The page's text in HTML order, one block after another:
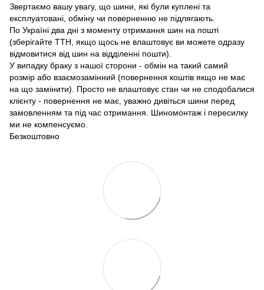
Звертаємо вашу увагу, що шини, які були куплені та
експлуатовані, обміну чи поверненню не підлягають.
По Україні два дні з моменту отримання шин на пошті
(зберігайте ТТН, якщо щось не влаштовує ви можете одразу
відмовитися від шин на відділенні пошти).
У випадку браку з нашої сторони - обмін на такий самий
розмір або взаємозамінний (повернення коштів якщо не має
на що замінити). Просто не влаштовує стан чи не сподобалися
клієнту - повернення не має, уважно дивіться шини перед
замовленням та під час отримання. Шиномонтаж і пересилку
ми не компенсуємо.
Безкоштовно